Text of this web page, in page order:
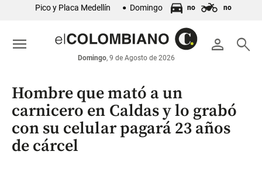
económicos
Colombia
Pico y Placa Medellín Domingo no no
person search
Domingo, 9 de Agosto de 2026
menu
Hombre que mató a un
carnicero en Caldas y lo grabó
con su celular pagará 23 años
de cárcel